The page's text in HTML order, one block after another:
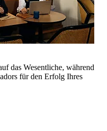
das Wesentliche, während
für den Erfolg Ihres